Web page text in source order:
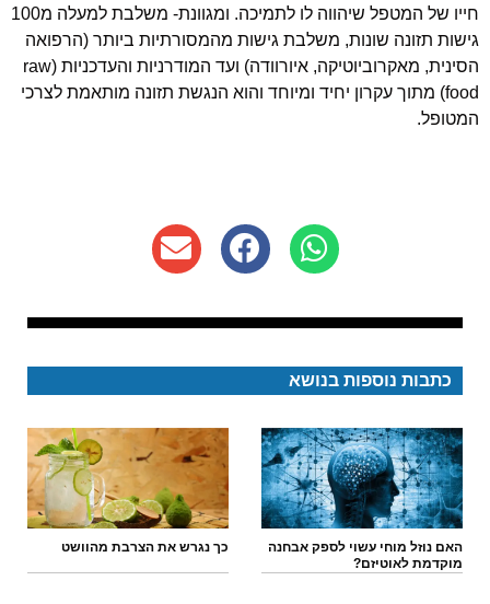
חייו של המטפל שיהווה לו לתמיכה. ומגוונת- משלבת למעלה מ100
גישות תזונה שונות, משלבת גישות מהמסורתיות ביותר (הרפואה
הסינית, מאקרוביוטיקה, איורוודה) ועד המודרניות והעדכניות (raw
food) מתוך עקרון יחיד ומיוחד והוא הנגשת תזונה מותאמת לצרכי
המטופל.
כתבות נוספות בנושא
האם נוזל מוחי עשוי לספק אבחנה
מוקדמת לאוטיזם?
כך נגרש את הצרבת מהוושט